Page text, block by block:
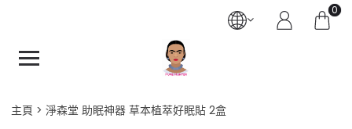
0
主頁 淨森堂 助眠神器 草本植萃好眠貼 2盒